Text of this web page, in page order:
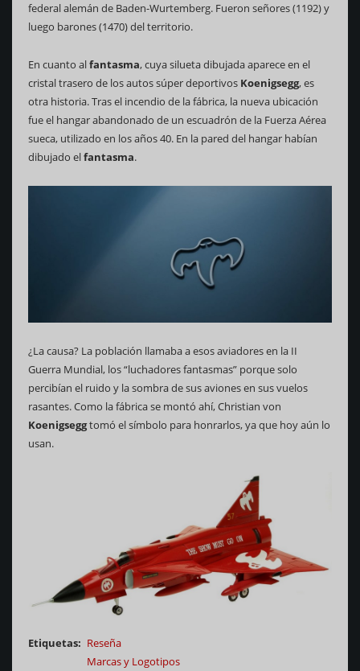
federal alemán de Baden-Wurtemberg. Fueron señores (1192) y
luego barones (1470) del territorio.
En cuanto alfantasma, cuya silueta dibujada aparece en el
cristal trasero de los autos súper deportivos Koenigsegg, es
otra historia. Tras el incendio de la fábrica, la nueva ubicación
fue el hangar abandonado de un escuadrón de la Fuerza Aérea
sueca, utilizado en los años 40. En la pared del hangar habían
dibujado elfantasma.
¿La causa? La población llamaba a esos aviadores en la II
Guerra Mundial, los “luchadores fantasmas” porque solo
percibían el ruido y la sombra de sus aviones en sus vuelos
rasantes. Como la fábrica se montó ahí, Christian von
Koenigseggtomó el símbolo para honrarlos, ya que hoy aún lo
usan.
Etiquetas
Reseña
Marcas y Logotipos